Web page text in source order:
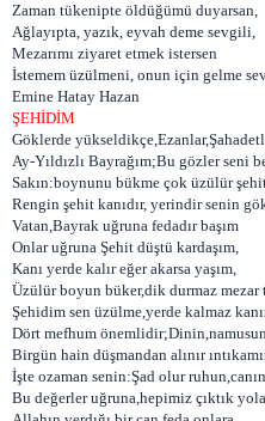
Zaman tükenipte öldüğümü duyarsan,
Ağlayıpta, yazık, eyvah deme sevgili,
Mezarımı ziyaret etmek istersen
İstemem üzülmeni, onun için gelme
Emine Hatay Hazan
ŞEHİDİM
Göklerde
Ay-Yıldızlı Bayrağım;Bu gözler seni
Sakın:boynunu bükme çok üzülür
Rengin şehit kanıdır, yerindir senin
Vatan,Bayrak uğruna fedadır başım
Onlar uğruna Şehit düştü kardaşım,
Kanı yerde kalır eğer akarsa yaşım,
Üzülür boyun büker,dik durmaz mezar
Şehidim sen üzülme,yerde kalmaz
Dört mefhum
Birgün hain düşmandan alınır
İşte ozaman senin:Şad olur
Bu değerler uğruna,hepimiz çıktık yola